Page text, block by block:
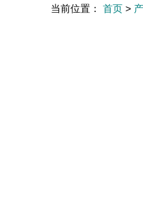
当前位置： 首页 >